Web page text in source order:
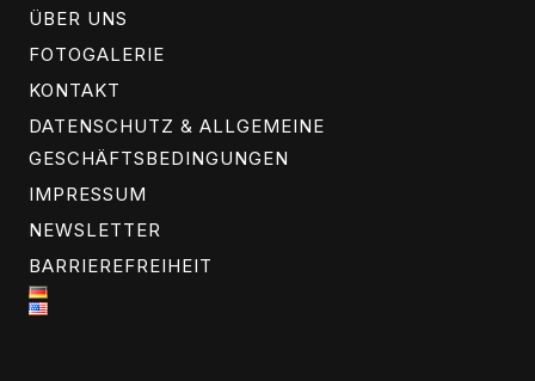
ÜBER UNS
FOTOGALERIE
KONTAKT
DATENSCHUTZ & ALLGEMEINE
GESCHÄFTSBEDINGUNGEN
IMPRESSUM
NEWSLETTER
BARRIEREFREIHEIT